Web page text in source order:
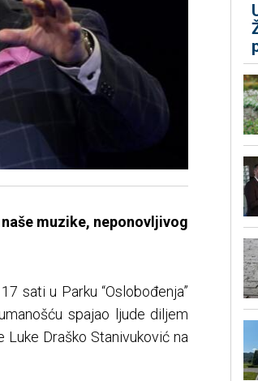
muzike, neponovljivog
sati u Parku “Oslobođenja”
spajao ljude diljem
Luke Draško Stanivuković na